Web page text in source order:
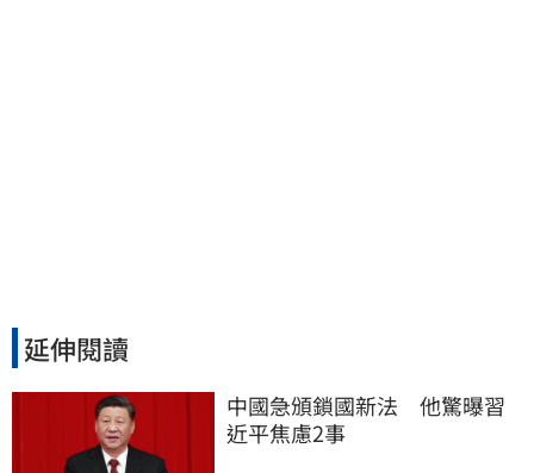
延伸閱讀
中國急頒鎖國新法　他驚曝習
近平焦慮2事